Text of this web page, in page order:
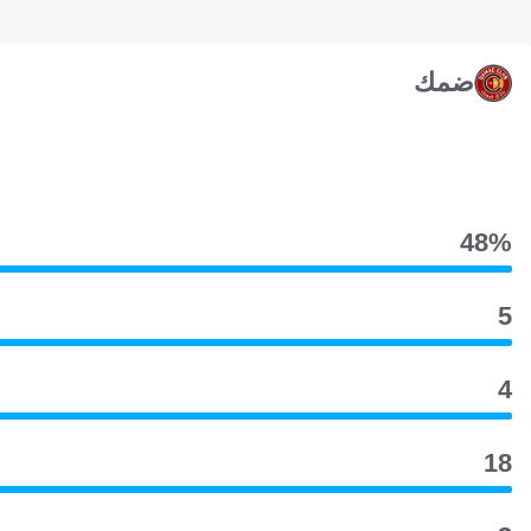
ضمك
48‎%‎
5
4
18